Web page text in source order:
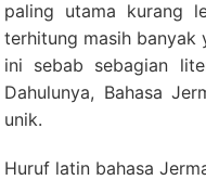
paling utama kurang
terhitung masih banyak
ini sebab sebagian
Dahulunya, Bahasa
unik.
Huruf latin bahasa